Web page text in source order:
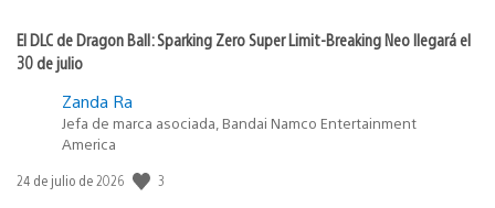
El DLC de Dragon Ball: Sparking Zero Super Limit-Breaking Neo llegará el
30 de julio
Zanda Ra
Jefa de marca asociada, Bandai Namco Entertainment
America
Fecha
24 de julio de 2026 3